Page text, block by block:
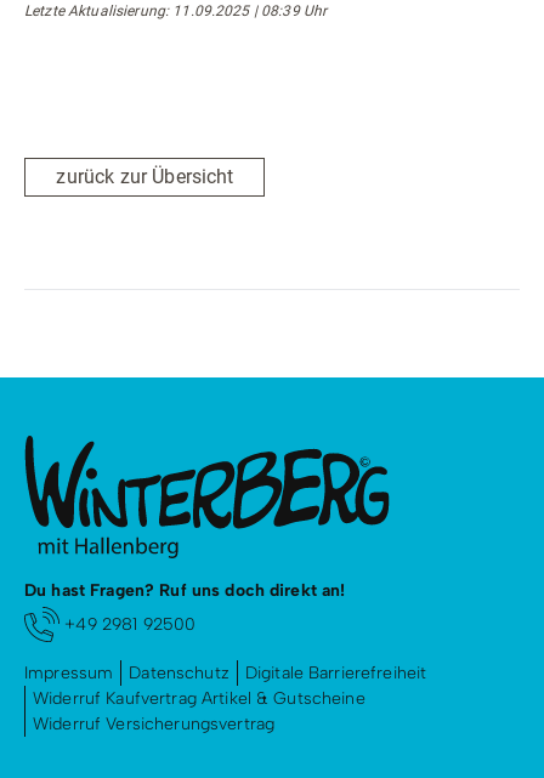
Letzte Aktualisierung: 11.09.2025 | 08:39 Uhr
zurück zur Übersicht
Du hast Fragen? Ruf uns doch direkt an!
+49 2981 92500
Impressum Datenschutz
Digitale Barrierefreiheit
Widerruf Kaufvertrag Artikel & Gutscheine
Widerruf Versicherungsvertrag